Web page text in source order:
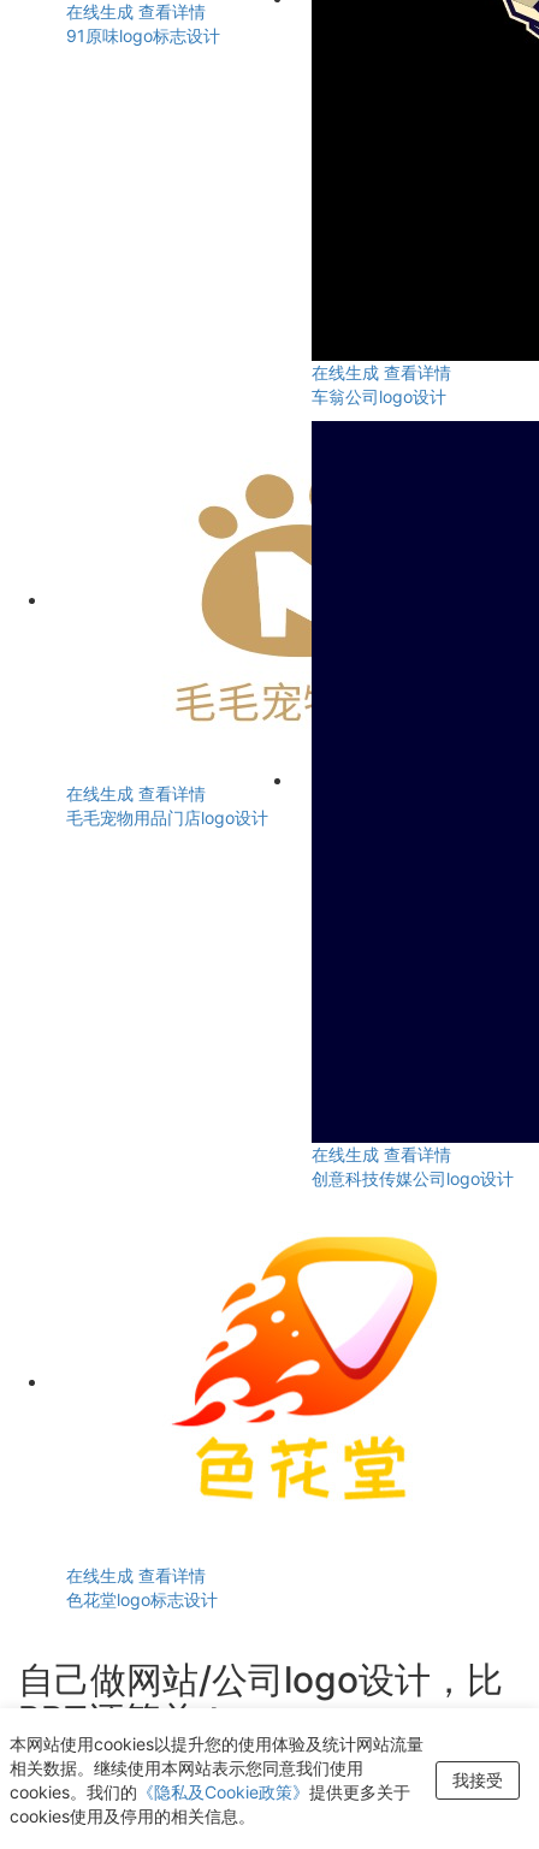
在线生成 查看详情
91原味logo标志设计
在线生成 查看详情
车翁公司logo设计
在线生成 查看详情
毛毛宠物用品门店logo设计
在线生成 查看详情
创意科技传媒公司logo设计
在线生成 查看详情
色花堂logo标志设计
自己做网站/公司logo设计，比
PPT还简单！
轻点几下即可获得个性化logo设计
开始生成LOGO
本网站使用cookies以提升您的使用体验及统计网站流量
相关数据。继续使用本网站表示您同意我们使用
cookies。我们的 《隐私及Cookie政策》 提供更多关于
cookies使用及停用的相关信息。
我接受